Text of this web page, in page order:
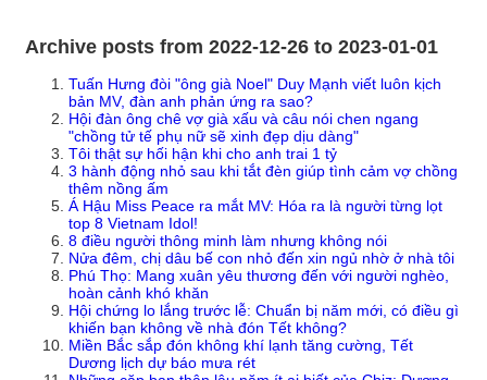
Archive posts from 2022-12-26 to 2023-01-01
Tuấn Hưng đòi "ông già Noel" Duy Mạnh viết luôn kịch
bản MV, đàn anh phản ứng ra sao?
Hội đàn ông chê vợ già xấu và câu nói chen ngang
"chồng tử tế phụ nữ sẽ xinh đẹp dịu dàng"
Tôi thật sự hối hận khi cho anh trai 1 tỷ
3 hành động nhỏ sau khi tắt đèn giúp tình cảm vợ chồng
thêm nồng ấm
Á Hậu Miss Peace ra mắt MV: Hóa ra là người từng lọt
top 8 Vietnam Idol!
8 điều người thông minh làm nhưng không nói
Nửa đêm, chị dâu bế con nhỏ đến xin ngủ nhờ ở nhà tôi
Phú Thọ: Mang xuân yêu thương đến với người nghèo,
hoàn cảnh khó khăn
Hội chứng lo lắng trước lễ: Chuẩn bị năm mới, có điều gì
khiến bạn không về nhà đón Tết không?
Miền Bắc sắp đón không khí lạnh tăng cường, Tết
Dương lịch dự báo mưa rét